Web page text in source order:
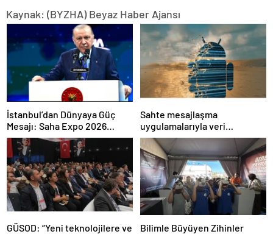
Kaynak: (BYZHA) Beyaz Haber Ajansı
İstanbul’dan Dünyaya Güç
Mesajı: Saha Expo 2026
Rekorlarla Kapılarını Kapattı
Sahte mesajlaşma
uygulamalarıyla veri
sızdırıyorlar- Haber Şafak
GÜSOD: “Yeni teknolojilere ve
Bilimle Büyüyen Zihinler